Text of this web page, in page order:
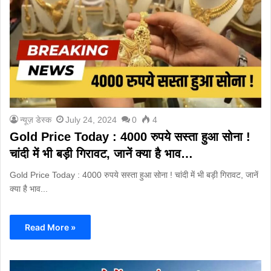
न्यूज़ डेस्क July 24, 2024 0 4
Gold Price Today : 4000 रुपये सस्ता हुआ सोना !
चांदी में भी बड़ी गिरावट, जानें क्या है भाव…
Gold Price Today : 4000 रुपये सस्ता हुआ सोना ! चांदी में भी बड़ी गिरावट, जानें
क्या है भाव...
Read More »